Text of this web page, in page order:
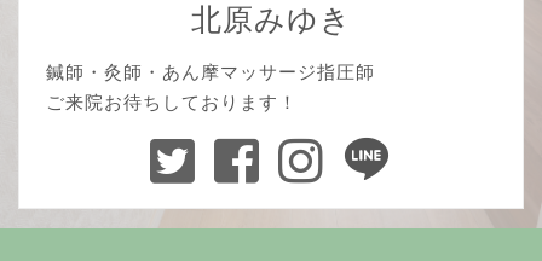
北原みゆき
鍼師・灸師・あん摩マッサージ指圧師
ご来院お待ちしております！